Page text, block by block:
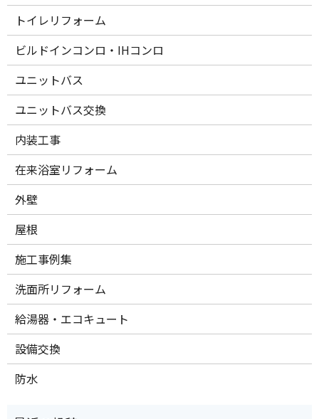
トイレリフォーム
ビルドインコンロ・IHコンロ
ユニットバス
ユニットバス交換
内装工事
在来浴室リフォーム
外壁
屋根
施工事例集
洗面所リフォーム
給湯器・エコキュート
設備交換
防水